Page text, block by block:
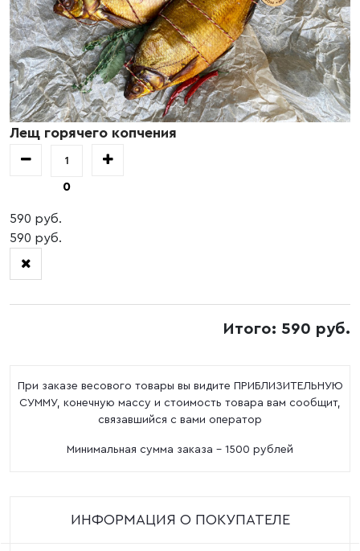
Лещ горячего копчения
0
590 руб.
590 руб.
Итого: 590 руб.
При заказе весового товары вы видите ПРИБЛИЗИТЕЛЬНУЮ
СУММУ, конечную массу и стоимость товара вам сообщит,
связавшийся с вами оператор
Минимальная сумма заказа - 1500 рублей
ИНФОРМАЦИЯ О ПОКУПАТЕЛЕ